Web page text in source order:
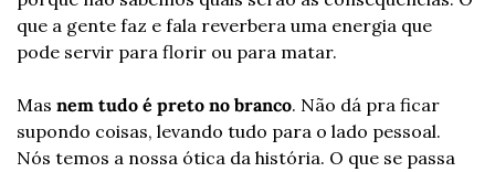
que a gente faz e fala reverbera uma energia que
pode servir para florir ou para matar.
Mas nem tudo é preto no branco. Não dá pra ficar
supondo coisas, levando tudo para o lado pessoal.
Nós temos a nossa ótica da história. O que se passa